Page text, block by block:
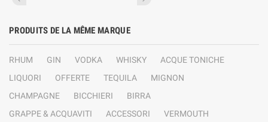
PRODUITS DE LA MÊME MARQUE
RHUM GIN VODKA WHISKY
ACQUE TONICHE
LIQUORI
OFFERTE TEQUILA
MIGNON
CHAMPAGNE
BICCHIERI
BIRRA
GRAPPE & ACQUAVITI
ACCESSORI
VERMOUTH